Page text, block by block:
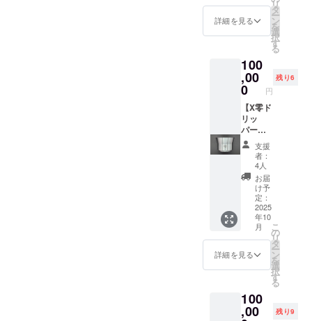
判断し
は、掲
載をお
る場合
がござ
いま
す。予
めご了
承くだ
さい。
※リター
ン商品
の製作
には万
全を期
して取
り組み
ます
が、ハ
ンドメ
ため接
合部や
若干の
変形や
小傷な
日本国
内に限
きま
す。 ※
お名前
or ニッ
クネー
ムで
あって
も公序
良俗に
反する
など当
方が相
応しく
ないと
判断し
た場合
載をお
断りす
いま
す。予
する限
り掲載
文字の
み／サ
イズ：
小／
2025年
09月〜
★H2Ox
デ
ビュー
記念ス
テッ
カー(大)
・サイ
ズ：
W150×
H210m
考欄に
以下の
いしま
す。 ・
(AT-3,
AT-4)
★H2Ox
告知
ページ
に支援
者様の
お名前
を掲載
しま
す。 ・
掲載期
間：
H2Ox零
ビュー
告知
ページ
が存続
する限
り掲載
み／サ
イズ：
量
：1点
D104×
H72mm
・重
量
：約
200g ・
アタッ
チメン
ト：2個
(AT-1,
AT-2) ★
試作ア
タッチ
メン
ト：2個
(AT-3,
AT-4)
★H2Ox
ページ
に支援
お名前
掲載(小)
＋ス
テッ
(大)】
★X零ド
リッ
パー ・
Aタイプ
(オール
ヘアラ
イン仕
様) or B
タイプ
(部分研
磨仕
様：天
面＋中
面) ・数
量
：1点
・サイ
ズ ：
W104×
H72mm
・重
詳細を見る
リ
タ
ー
ン
を
選
択
す
る
100
,00
0 円
残り6
【X零ド
リッ
パー
AorBタ
イプ＋
ベース
＋X零珈
琲豆＋
試作ア
タッチ
メント
＋デ
ビュー
告知
ページ
お名前
＋ス
テッ
支援
者：
4人
お届
け予
定：
2025
年10
月
詳細を見る
こ
の
リ
タ
ー
ン
を
選
択
す
る
100
,00 残り9